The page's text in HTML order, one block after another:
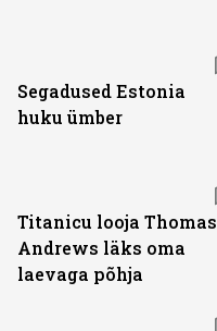
Segadused Estonia
huku ümber
Titanicu looja Thomas
Andrews läks oma
laevaga põhja